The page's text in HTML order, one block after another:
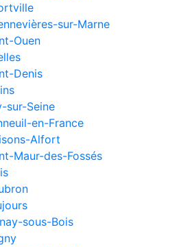
sur-Marne
Ouen
Denis
sur-Seine
en-France
Alfort
Maur-des-Fossés
sous-Bois